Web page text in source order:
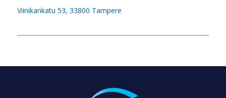
Viinikankatu 53, 33800 Tampere